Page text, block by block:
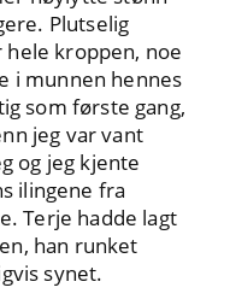
Plutselig
hele kroppen, noe
i munnen hennes
som første gang,
jeg var vant
og jeg kjente
ilingene fra
Terje hadde lagt
han runket
synet.